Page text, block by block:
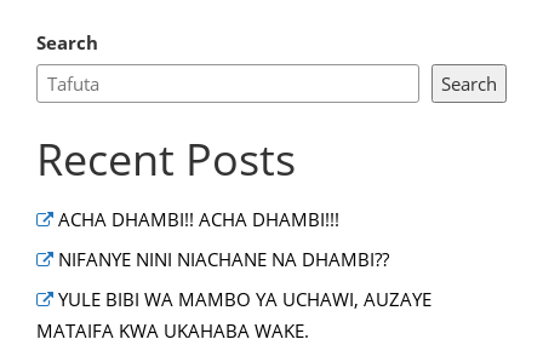
Search
Search
Recent Posts
ACHA DHAMBI!! ACHA DHAMBI!!!
NIFANYE NINI NIACHANE NA DHAMBI??
YULE BIBI WA MAMBO YA UCHAWI, AUZAYE
MATAIFA KWA UKAHABA WAKE.